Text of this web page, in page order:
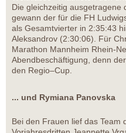
Die gleichzeitig ausgetragene
gewann der für die FH
als Gesamtvierter in 2:35:43
Aleksandrov (2:30:06). Für
Marathon Mannheim Rhein-
Abendbeschäftigung, denn
den Regio–Cup.
... und Rymiana Panovska
Bei den Frauen lief das Team